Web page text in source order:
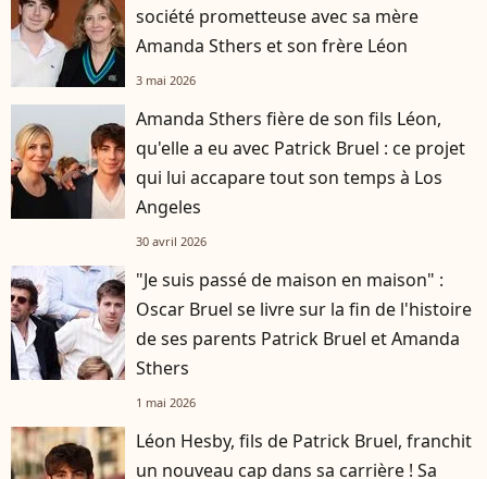
société prometteuse avec sa mère
Amanda Sthers et son frère Léon
3 mai 2026
Amanda Sthers fière de son fils Léon,
qu'elle a eu avec Patrick Bruel : ce projet
qui lui accapare tout son temps à Los
Angeles
30 avril 2026
"Je suis passé de maison en maison" :
Oscar Bruel se livre sur la fin de l'histoire
de ses parents Patrick Bruel et Amanda
Sthers
1 mai 2026
Léon Hesby, fils de Patrick Bruel, franchit
un nouveau cap dans sa carrière ! Sa